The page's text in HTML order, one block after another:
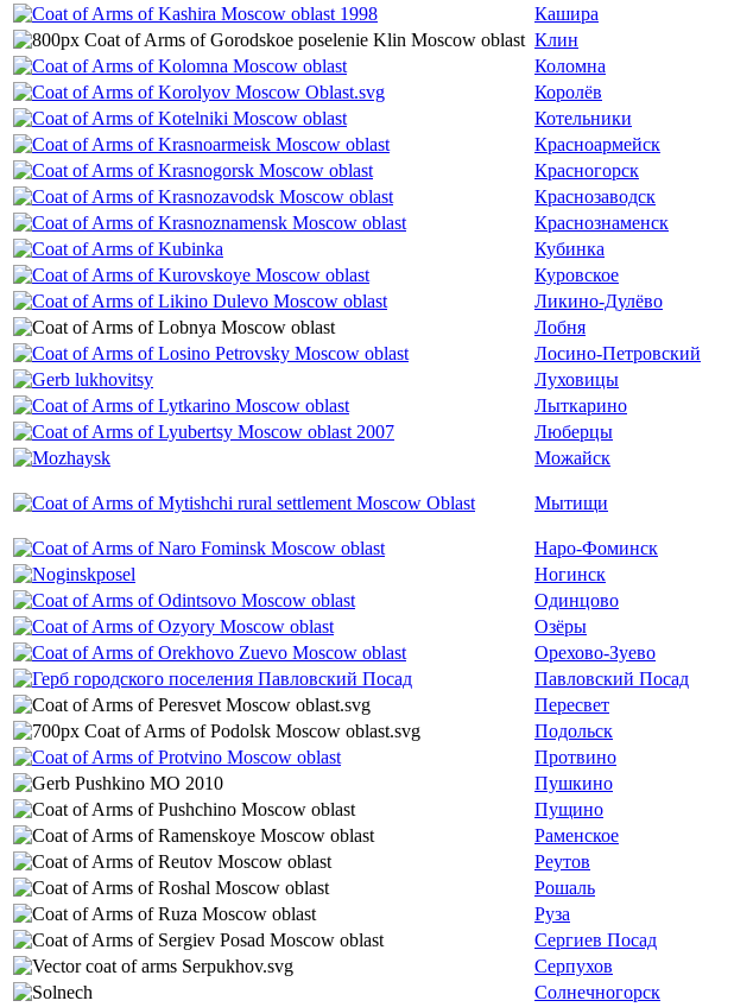
Кашира
Клин
Коломна
Королёв
Котельники
Красноармейск
Красногорск
Краснозаводск
Краснознаменск
Кубинка
Куровское
Ликино-Дулёво
Лобня
Лосино-Петровский
Луховицы
Лыткарино
Люберцы
Можайск
Мытищи
Наро-Фоминск
Ногинск
Одинцово
Озёры
Орехово-Зуево
Павловский Посад
Пересвет
Подольск
Протвино
Пушкино
Пущино
Раменское
Реутов
Рошаль
Руза
Сергиев Посад
Серпухов
Солнечногорск